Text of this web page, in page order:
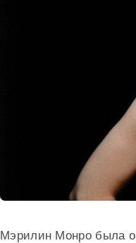
Мэрилин Монро была